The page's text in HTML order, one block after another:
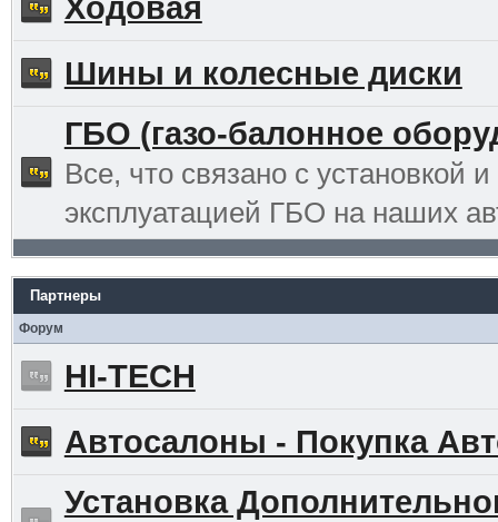
Ходовая
Шины и колесные диски
ГБО (газо-балонное
Все, что связано с установкой и
эксплуатацией ГБО на наших
Партнеры
Форум
HI-TECH
Автосалоны - Покупка
Установка